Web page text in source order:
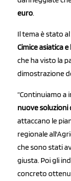
euro.
Il tema è stato
Cimice asiatica
che ha visto la
dimostrazione
“Continuiamo a
nuove soluzioni
attaccano le
regionale
che sono stati
giusta. Poi gli
concreto